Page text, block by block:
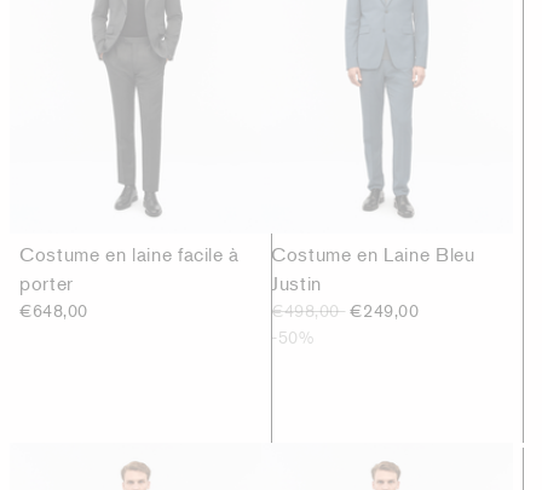
Costume en laine facile à
porter
€648,00
Costume en Laine Bleu
Justin
€498,00 €249,00
-50%